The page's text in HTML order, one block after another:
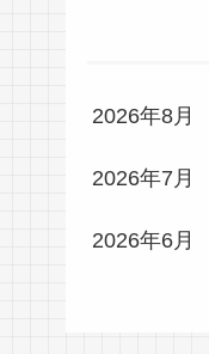
2026年8月
2026年7月
2026年6月